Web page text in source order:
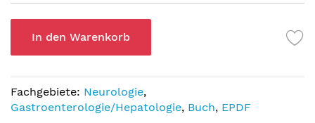
In den Warenkorb
Fachgebiete: Neurologie,
Gastroenterologie/Hepatologie, Buch, EPDF